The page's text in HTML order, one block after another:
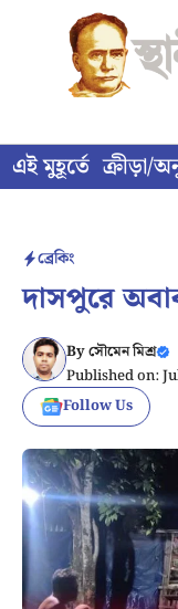
content
এই মুহূর্তে ক্রীড়া/
ব্রেকিং
দাসপুরে
Byসৌমেন মিশ্র
Published on:
Follow Us